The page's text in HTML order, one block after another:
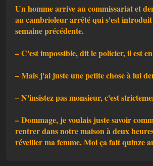
Un homme arrive au commissariat et
au cambrioleur arrêté qui s'est
semaine précédente.
– C'est impossible, dit le policier, il est
– Mais j'ai juste une petite chose à lui
– N'insistez pas monsieur, c'est
– Dommage, je voulais juste savoir
rentrer dans notre maison à deux
réveiller ma femme. Moi ça fait quinze